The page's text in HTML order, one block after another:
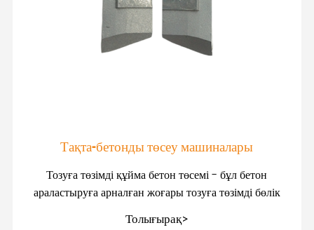
Тақта-бетонды төсеу машиналары
Тозуға төзімді құйма бетон төсемі - бұл бетон
араластыруға арналған жоғары тозуға төзімді бөлік
Толығырақ>